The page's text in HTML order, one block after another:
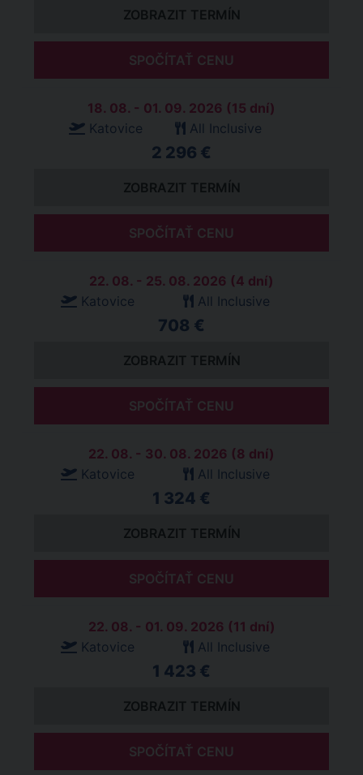
ZOBRAZIT TERMÍN
SPOČÍTAŤ CENU
18. 08. - 01. 09. 2026 (15 dní)
Katovice
All Inclusive
2 296 €
ZOBRAZIT TERMÍN
SPOČÍTAŤ CENU
22. 08. - 25. 08. 2026 (4 dní)
Katovice
All Inclusive
708 €
ZOBRAZIT TERMÍN
SPOČÍTAŤ CENU
22. 08. - 30. 08. 2026 (8 dní)
Katovice
All Inclusive
1 324 €
ZOBRAZIT TERMÍN
SPOČÍTAŤ CENU
22. 08. - 01. 09. 2026 (11 dní)
Katovice
All Inclusive
1 423 €
ZOBRAZIT TERMÍN
SPOČÍTAŤ CENU